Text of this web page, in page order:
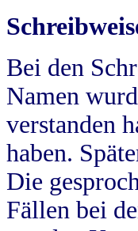
Bei den
Namen
verstanden
haben.
Die
Fällen bei